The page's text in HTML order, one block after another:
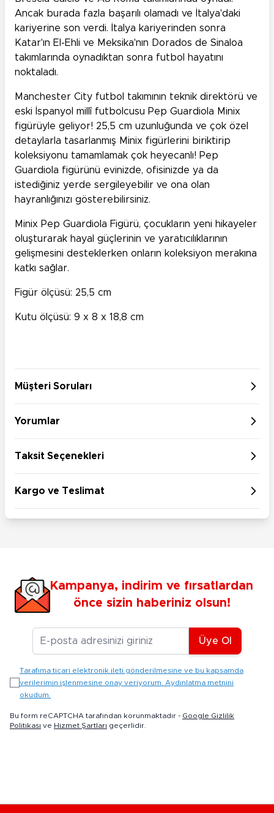
Ancak burada fazla başarılı olamadı ve İtalya'daki
kariyerine son verdi. İtalya kariyerinden sonra
Katar'ın El-Ehli ve Meksika'nın Dorados de Sinaloa
takımlarında oynadıktan sonra futbol hayatını
noktaladı.
Manchester City futbol takımının teknik direktörü ve
eski İspanyol millî futbolcusu Pep Guardiola Minix
figürüyle geliyor! 25,5 cm uzunluğunda ve çok özel
detaylarla tasarlanmış Minix figürlerini biriktirip
koleksiyonu tamamlamak çok heyecanlı! Pep
Guardiola figürünü evinizde, ofisinizde ya da
istediğiniz yerde sergileyebilir ve ona olan
hayranlığınızı gösterebilirsiniz.
Minix Pep Guardiola Figürü, çocukların yeni hikayeler
oluşturarak hayal güçlerinin ve yaratıcılıklarının
gelişmesini desteklerken onların koleksiyon merakına
katkı sağlar.
Figür ölçüsü: 25,5 cm
Kutu ölçüsü: 9 x 8 x 18,8 cm
Müşteri Soruları
Yorumlar
Taksit Seçenekleri
Kargo ve Teslimat
Kampanya, indirim ve fırsatlardan
önce sizin haberiniz olsun!
E-posta Adresiniz
Üye Ol
Tarafıma ticari elektronik ileti gönderilmesine ve bu kapsamda
verilerimin işlenmesine onay veriyorum. Aydınlatma metnini
okudum.
Bu form reCAPTCHA tarafından korunmaktadır - Google Gizlilik
Politikası ve Hizmet Şartları geçerlidir.